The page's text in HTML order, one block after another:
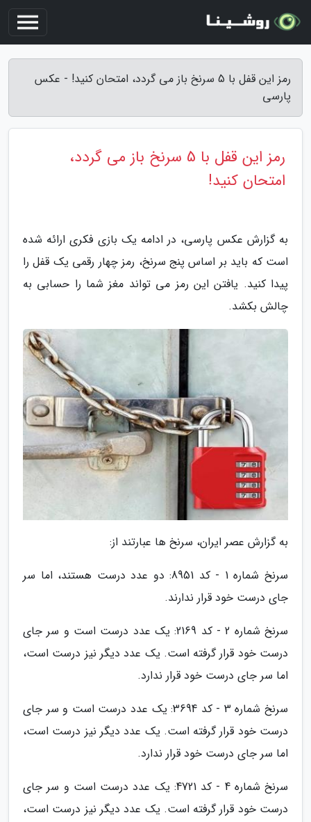
رمز این قفل با 5 سرنخ باز می گردد، امتحان کنید! - عکس
پارسی
رمز این قفل با 5 سرنخ باز می گردد،
امتحان کنید!
به گزارش عکس پارسی، در ادامه یک بازی فکری ارائه شده
است که باید بر اساس پنج سرنخ، رمز چهار رقمی یک قفل را
پیدا کنید. یافتن این رمز می تواند مغز شما را حسابی به
چالش بکشد.
به گزارش عصر ایران، سرنخ ها عبارتند از:
سرنخ شماره 1 - کد 8951: دو عدد درست هستند، اما سر
جای درست خود قرار ندارند.
سرنخ شماره 2 - کد 2169: یک عدد درست است و سر جای
درست خود قرار گرفته است. یک عدد دیگر نیز درست است،
اما سر جای درست خود قرار ندارد.
سرنخ شماره 3 - کد 3694: یک عدد درست است و سر جای
درست خود قرار گرفته است. یک عدد دیگر نیز درست است،
اما سر جای درست خود قرار ندارد.
سرنخ شماره 4 - کد 4721: یک عدد درست است و سر جای
درست خود قرار گرفته است. یک عدد دیگر نیز درست است،